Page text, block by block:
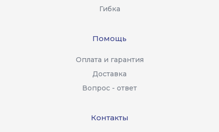
Гибка
Помощь
Оплата и гарантия
Доставка
Вопрос - ответ
Контакты